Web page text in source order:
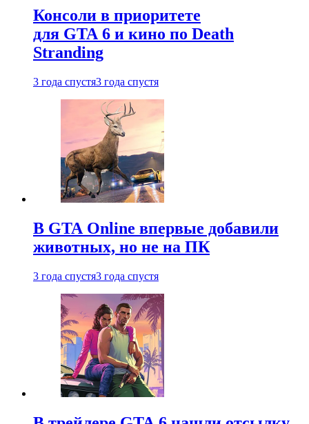
Консоли в приоритете
для GTA 6 и кино по Death
Stranding
3 года спустя3 года спустя
В GTA Online впервые добавили
животных, но не на ПК
3 года спустя3 года спустя